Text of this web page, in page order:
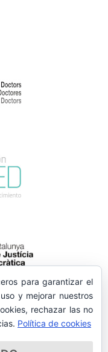
para garantizar el
y mejorar nuestros
rechazar las no
Política de cookies